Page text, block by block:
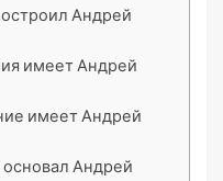
Андрей
имеет Андрей
имеет Андрей
Андрей